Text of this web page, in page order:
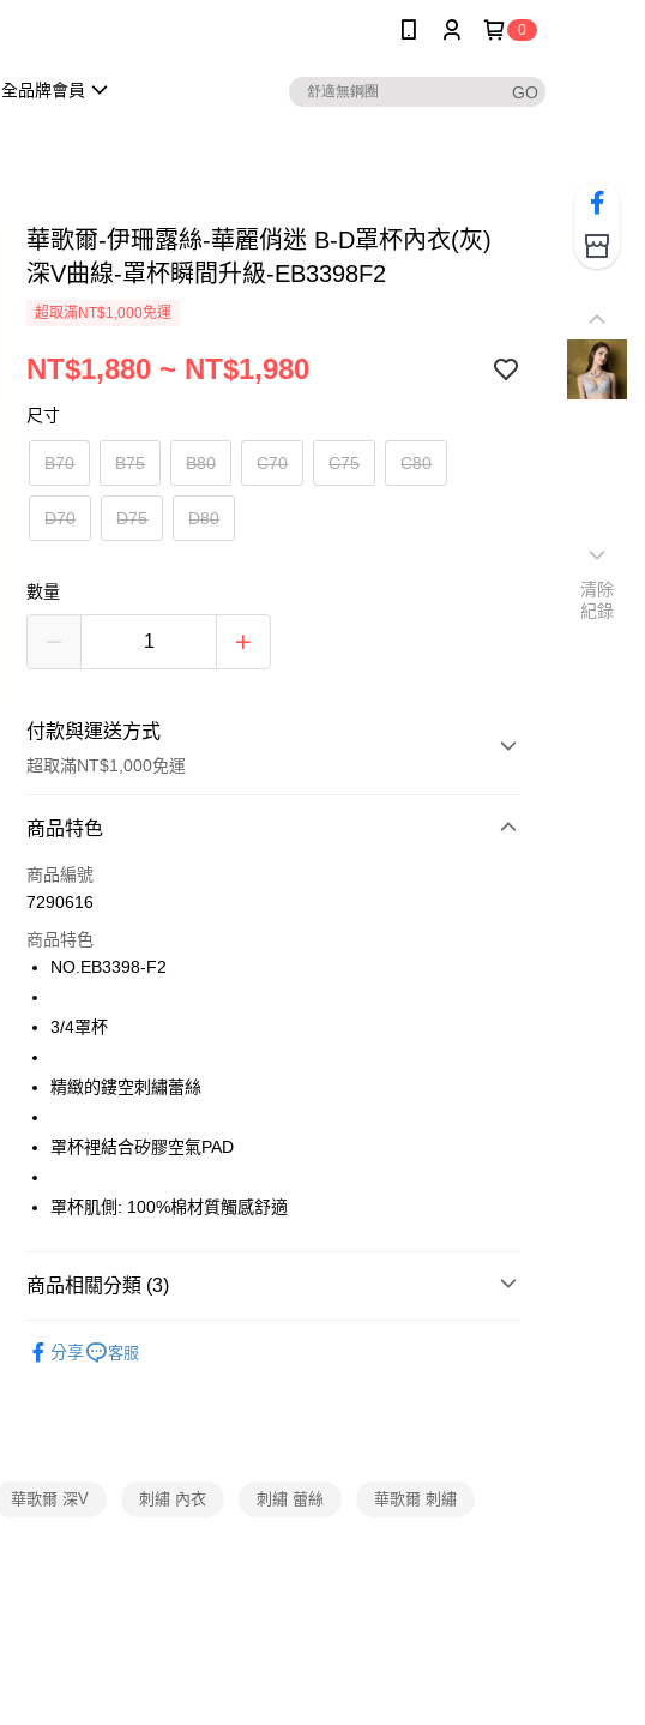
0
全品牌會員
華歌爾-伊珊露絲-華麗俏迷 B-D罩杯內衣(灰)
深V曲線-罩杯瞬間升級-EB3398F2
超取滿NT$1,000免運
NT$1,880 ~ NT$1,980
尺寸
B70 B75 B80 C70 C75 C80
D70 D75 D80
數量
付款與運送方式
超取滿NT$1,000免運
付款方式
信用卡一次付款
LINE Pay
街口支付
每筆NT$80，滿NT$1,000(含以上)免運費
每筆NT$80，滿NT$1,000(含以上)免運費
每筆NT$80，滿NT$1,000(含以上)免運費
每筆NT$80，滿NT$1,000(含以上)免運費
商品特色
商品編號
7290616
商品特色
NO.EB3398-F2
3/4罩杯
精緻的鏤空刺繡蕾絲
罩杯裡結合矽膠空氣PAD
罩杯肌側: 100%棉材質觸感舒適
商品相關分類 (3)
分享 客服
華歌爾 深V 刺繡 內衣 刺繡 蕾絲 華歌爾 刺繡
清除
紀錄